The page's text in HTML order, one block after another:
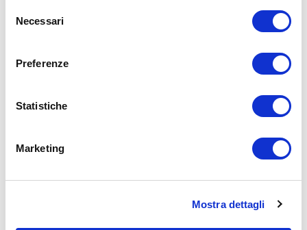
delNecessari
Preferenze
Statistiche
Marketing
Mostra dettagli